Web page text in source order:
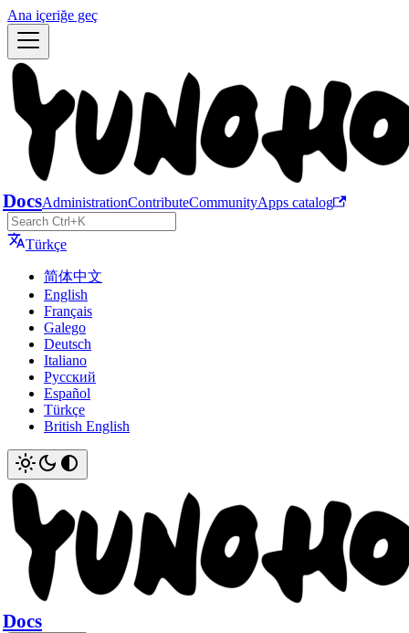
Ana içeriğe geç
DocsAdministrationContributeCommunityApps catalog
Türkçe
简体中文
English
Français
Galego
Deutsch
Italiano
Русский
Español
Türkçe
British English
Docs